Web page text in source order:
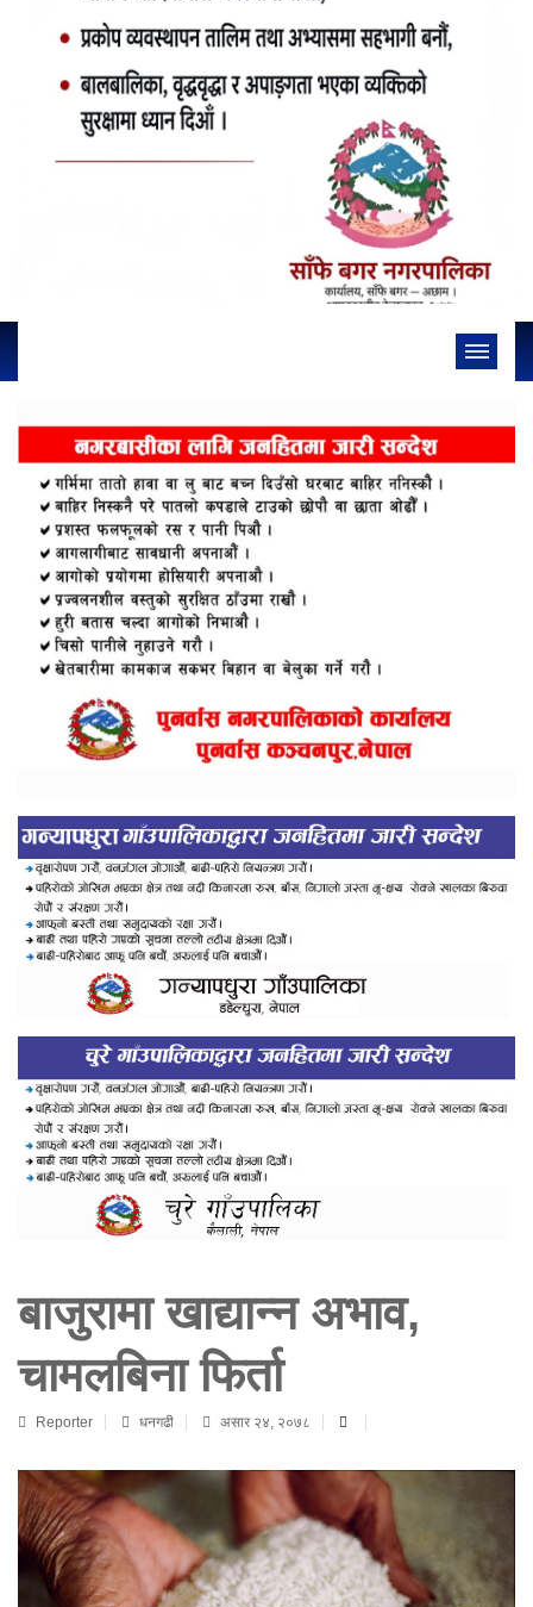
बाजुरामा खाद्यान्न अभाव,
चामलबिना फिर्ता
Reporter धनगढी असार २४, २०७८